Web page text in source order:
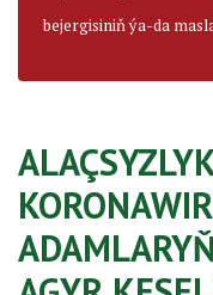
bejergisiniň ýa-da